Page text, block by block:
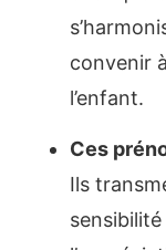
convenir
l’enfant.
Ces
Ils